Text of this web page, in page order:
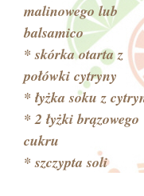
malinowego lub
balsamico
* skórka otarta z
połówki cytryny
* łyżka soku z
* 2 łyżki brązowego
cukru
* szczypta soli